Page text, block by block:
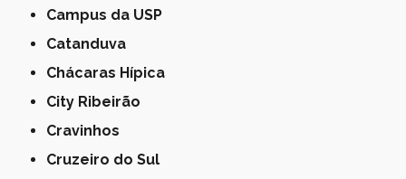
Campus da USP
Catanduva
Chácaras Hípica
City Ribeirão
Cravinhos
Cruzeiro do Sul